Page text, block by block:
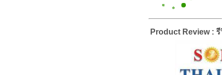
Product Review :